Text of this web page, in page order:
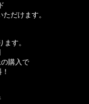
だけます。
す。
購入で